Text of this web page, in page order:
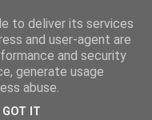
to deliver its services
and user-agent are
and security
generate usage
abuse.
GOT IT